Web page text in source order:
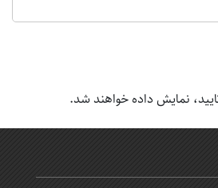
نمایش داده خواهند شد.